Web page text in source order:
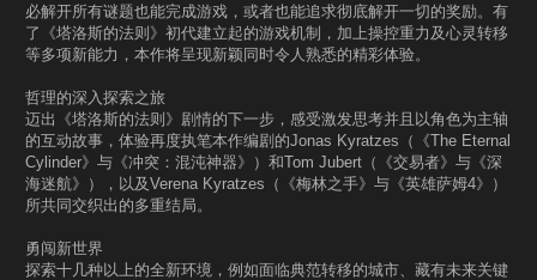
必解开所有谜题也能完成游戏，或者也能追求彻底解开一切的奖励。有
了《塔洛斯的法则》初代建立起的游戏机制，加上操控重力及心灵转移
等多项新能力，本作将呈现新颖同时令人熟悉的精彩体验。
哲理的深入探索之旅
迈出《塔洛斯的法则》剧情的下一步，感受激发思考并且以角色为主轴
的互动故事，体验再度执笔本作编剧的Jonas Kyratzes（《The Eternal
Cylinder》与《冲突：混沌神器》）和Tom Jubert（《交易者》与《深
海迷航》），以及Verena Kyratzes（《梅林之手》与《英雄萨姆4》）
所共同交织出的多重结局。
勇闯新世界
探索十几种以上的全新环境，例如面临典范转移的城市、藏有未来关键